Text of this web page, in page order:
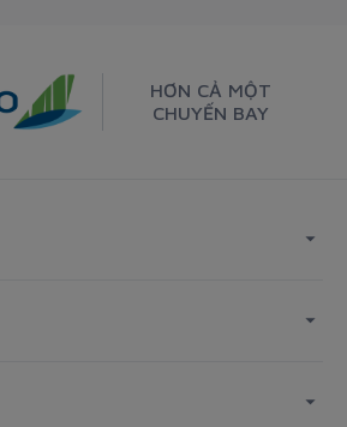
HƠN CẢ MỘT
CHUYẾN BAY